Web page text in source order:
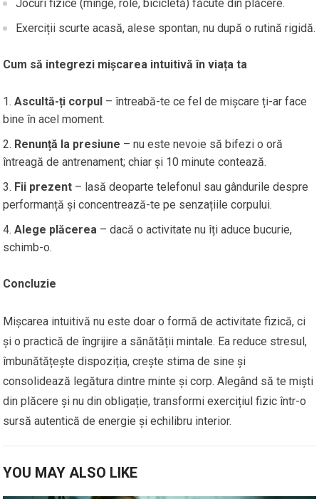
Jocuri fizice (minge, role, bicicletă) făcute din plăcere.
Exerciții scurte acasă, alese spontan, nu după o rutină rigidă.
Cum să integrezi mișcarea intuitivă în viața ta
Ascultă-ți corpul – întreabă-te ce fel de mișcare ți-ar face
bine în acel moment.
Renunță la presiune – nu este nevoie să bifezi o oră
întreagă de antrenament; chiar și 10 minute contează.
Fii prezent – lasă deoparte telefonul sau gândurile despre
performanță și concentrează-te pe senzațiile corpului.
Alege plăcerea – dacă o activitate nu îți aduce bucurie,
schimb-o.
Concluzie
Mișcarea intuitivă nu este doar o formă de activitate fizică, ci
și o practică de îngrijire a sănătății mintale. Ea reduce stresul,
îmbunătățește dispoziția, crește stima de sine și
consolidează legătura dintre minte și corp. Alegând să te miști
din plăcere și nu din obligație, transformi exercițiul fizic într-o
sursă autentică de energie și echilibru interior.
YOU MAY ALSO LIKE